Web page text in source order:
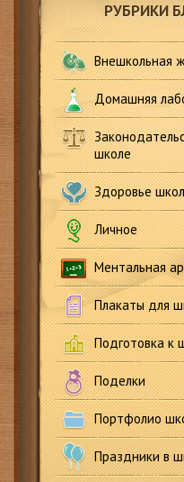
РУБРИКИ
Внешкольная
Домашняя
школе
Здоровье
Личное
Ментальная
Плакаты для
Подготовка к
Поделки
Портфолио
Праздники в